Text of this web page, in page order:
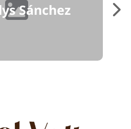
Sánchez